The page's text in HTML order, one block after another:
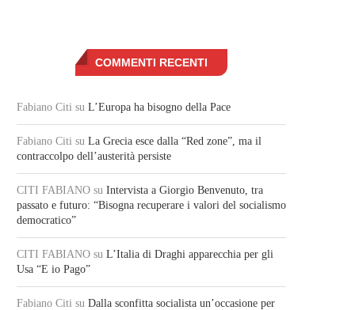
COMMENTI RECENTI
Fabiano Citi su L’Europa ha bisogno della Pace
Fabiano Citi su La Grecia esce dalla “Red zone”, ma il
contraccolpo dell’austerità persiste
CITI FABIANO su Intervista a Giorgio Benvenuto, tra
passato e futuro: “Bisogna recuperare i valori del socialismo
democratico”
CITI FABIANO su L’Italia di Draghi apparecchia per gli
Usa “E io Pago”
Fabiano Citi su Dalla sconfitta socialista un’occasione per